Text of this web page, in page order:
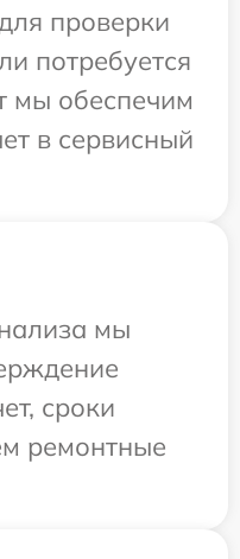
проверки
потребуется
мы обеспечим
в сервисный
мы
сроки
ремонтные